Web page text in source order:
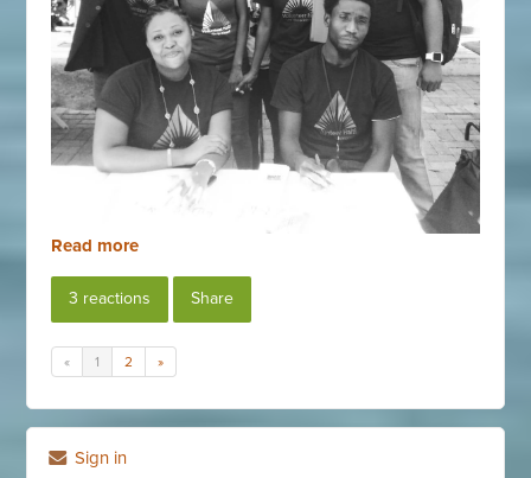
Read more
3 reactions Share
« 1 2 »
Sign in